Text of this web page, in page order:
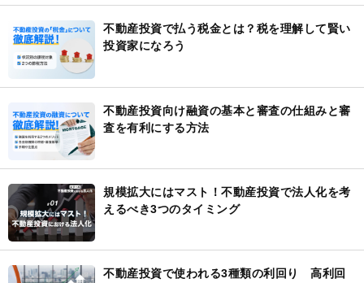
不動産投資で払う税金とは？税を理解して賢い
投資家になろう
不動産投資向け融資の基本と審査の仕組みと審
査を有利にする方法
規模拡大にはマスト！不動産投資で法人化を考
えるべき3つのタイミング
不動産投資で使われる3種類の利回り 高利回